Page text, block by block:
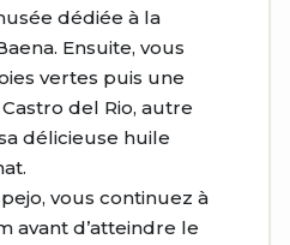
dédiée à la
Ensuite, vous
vertes puis une
del Rio, autre
délicieuse huile
vous continuez à
avant d’atteindre le